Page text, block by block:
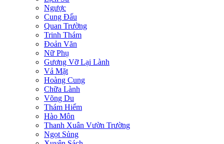
Ngược
Cung Đấu
Quan Trường
Trinh Thám
Đoản Văn
Nữ Phụ
Gương Vỡ Lại Lành
Vả Mặt
Hoàng Cung
Chữa Lành
Võng Du
Thám Hiểm
Hào Môn
Thanh Xuân Vườn Trường
Ngọt Sủng